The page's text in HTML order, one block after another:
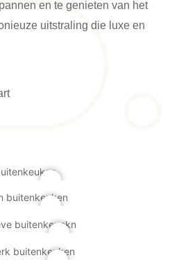
en te genieten van het
uitstraling die luxe en